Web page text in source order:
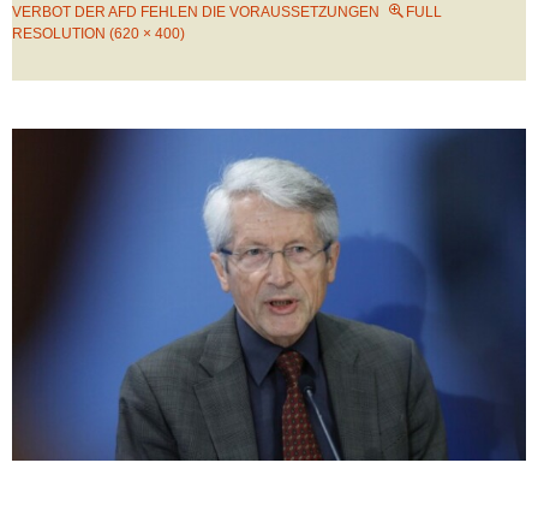
VERBOT DER AFD FEHLEN DIE VORAUSSETZUNGEN
FULL
RESOLUTION (620 × 400)